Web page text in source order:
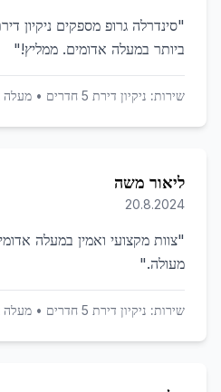
"
ביותר במעלה אדומים. ממליץ!"
שירות: ניקיון דירת 5 חדרים • מעלה
ליאור משה
20.8.2024
"צוות מקצועי ואמין במעלה
מעולה."
שירות: ניקיון דירת 5 חדרים • מעלה